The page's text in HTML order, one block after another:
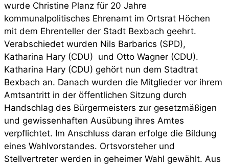
wurde Christine Planz für 20 Jahre
kommunalpolitisches Ehrenamt im Ortsrat Höchen
mit dem Ehrenteller der Stadt Bexbach geehrt.
Verabschiedet wurden Nils Barbarics (SPD),
Katharina Hary (CDU) und Otto Wagner (CDU).
Katharina Hary (CDU) gehört nun dem Stadtrat
Bexbach an. Danach wurden die Mitglieder vor ihrem
Amtsantritt in der öffentlichen Sitzung durch
Handschlag des Bürgermeisters zur gesetzmäßigen
und gewissenhaften Ausübung ihres Amtes
verpflichtet. Im Anschluss daran erfolge die Bildung
eines Wahlvorstandes. Ortsvorsteher und
Stellvertreter werden in geheimer Wahl gewählt. Aus